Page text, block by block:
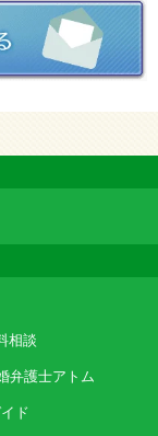
相談
弁護士アトム
ド